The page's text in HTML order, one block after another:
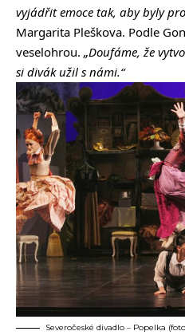
vyjádřit emoce tak, aby byly
Margarita Pleškova. Podle
veselohrou. „Doufáme, že
si divák užil s námi.“
Severočeské divadlo – Popelka